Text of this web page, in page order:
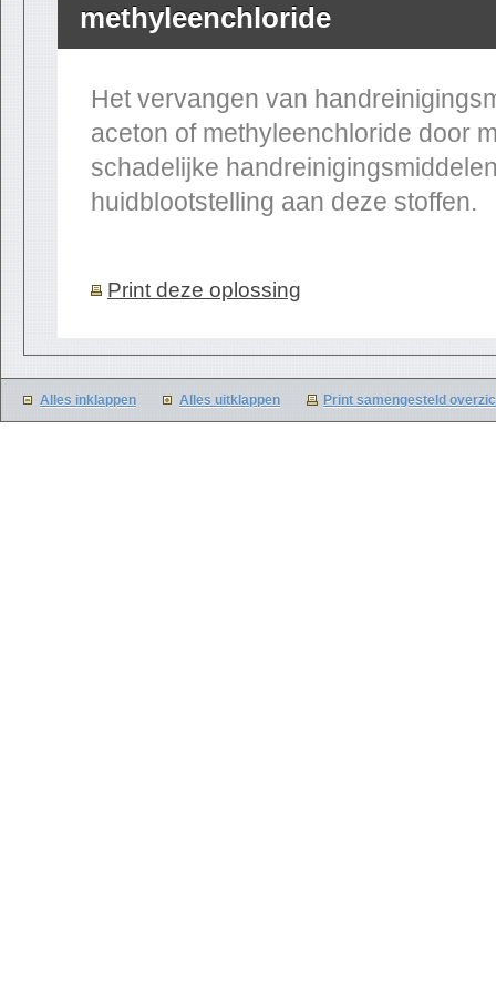
methyleenchloride
Het vervangen van
aceton of methyleenchloride door
schadelijke
huidblootstelling aan deze stoffen.
Print deze oplossing
Alles inklappen Alles uitklappen Print samengesteld